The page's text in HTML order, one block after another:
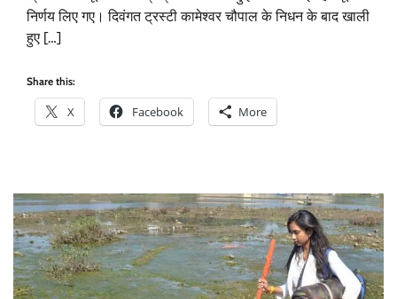
निर्णय लिए गए। दिवंगत ट्रस्टी कामेश्वर चौपाल के निधन के बाद खाली
हुए […]
Share this:
X Facebook More